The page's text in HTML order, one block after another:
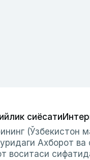
сиёсати
(Ўзбекистон
Ахборот
воситаси